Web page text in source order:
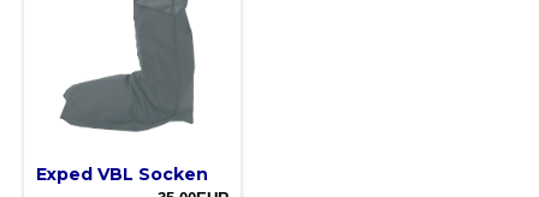
Exped VBL Socken